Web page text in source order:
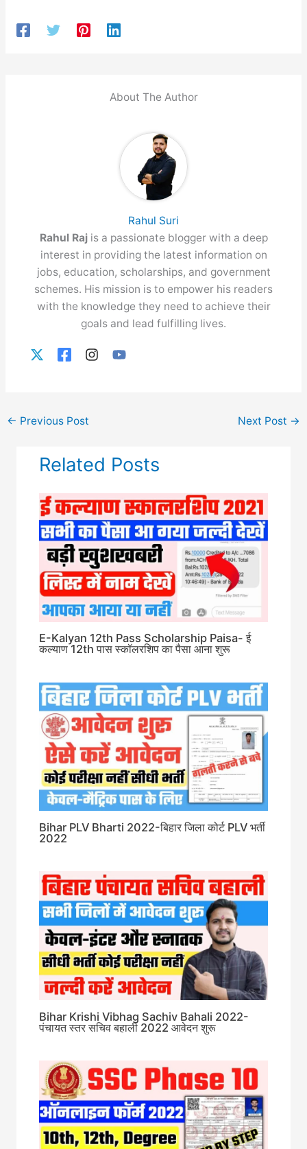
About The Author
Rahul Suri
Rahul Raj is a passionate blogger with a deep
interest in providing the latest information on
jobs, education, scholarships, and government
schemes. His mission is to empower his readers
with the knowledge they need to achieve their
goals and lead fulfilling lives.
← Previous Post Next Post →
Related Posts
E-Kalyan 12th Pass Scholarship Paisa- ई
कल्याण 12th पास स्कॉलरशिप का पैसा आना शुरू
Bihar PLV Bharti 2022-बिहार जिला कोर्ट PLV भर्ती
2022
Bihar Krishi Vibhag Sachiv Bahali 2022-
पंचायत स्तर सचिव बहाली 2022 आवेदन शुरू